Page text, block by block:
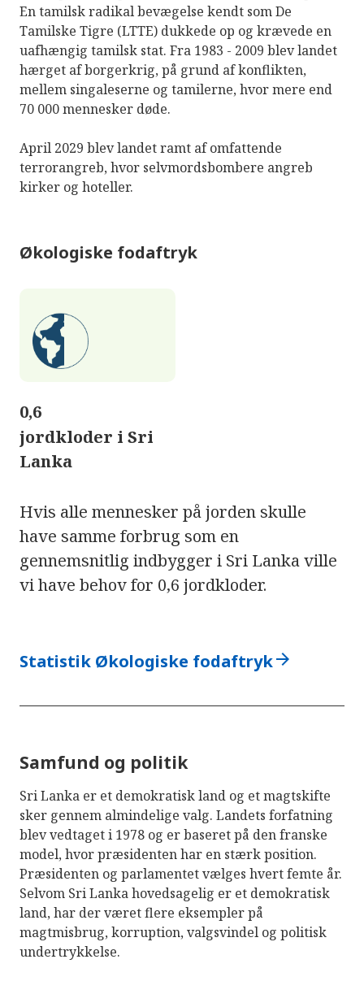
En tamilsk radikal bevægelse kendt som De
Tamilske Tigre (LTTE) dukkede op og krævede en
uafhængig tamilsk stat. Fra 1983 - 2009 blev landet
hærget af borgerkrig, på grund af konflikten,
mellem singaleserne og tamilerne, hvor mere end
70 000 mennesker døde.
April 2029 blev landet ramt af omfattende
terrorangreb, hvor selvmordsbombere angreb
kirker og hoteller.
Økologiske fodaftryk
0,6
jordkloder i Sri
Lanka
Hvis alle mennesker på jorden skulle
have samme forbrug som en
gennemsnitlig indbygger i Sri Lanka ville
vi have behov for 0,6 jordkloder.
Statistik Økologiske fodaftrykarrow_forward
Samfund og politik
Sri Lanka er et demokratisk land og et magtskifte
sker gennem almindelige valg. Landets forfatning
blev vedtaget i 1978 og er baseret på den franske
model, hvor præsidenten har en stærk position.
Præsidenten og parlamentet vælges hvert femte år.
Selvom Sri Lanka hovedsagelig er et demokratisk
land, har der været flere eksempler på
magtmisbrug, korruption, valgsvindel og politisk
undertrykkelse.